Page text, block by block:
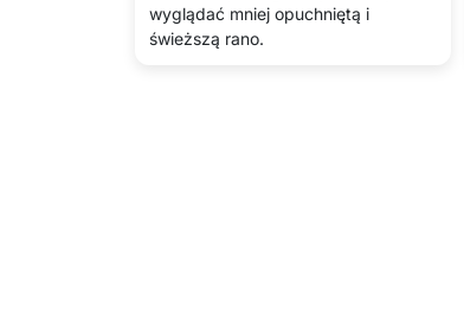
wyglądać mniej opuchniętą i
świeższą rano.